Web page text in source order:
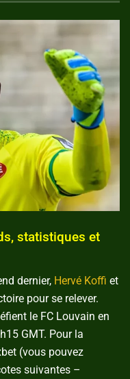
statistiques et
dernier, Hervé Koffi et
pour se relever.
le FC Louvain en
GMT. Pour la
(vous pouvez
suivantes –